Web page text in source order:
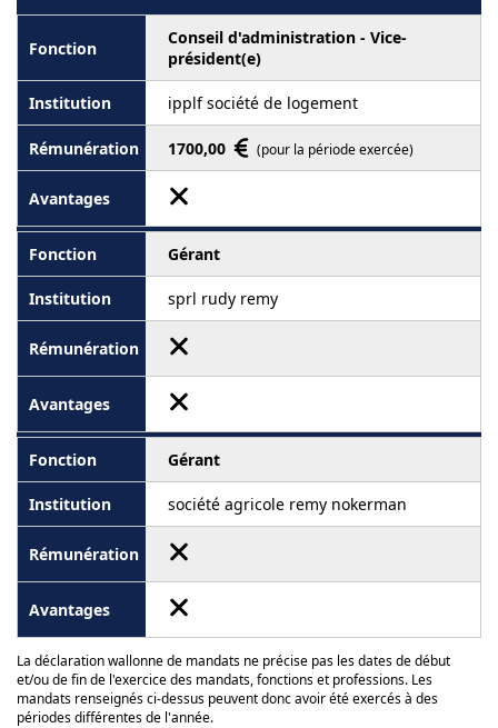
Conseil d'administration - Vice-
président(e)
ipplf société de logement
1700,00 (pour la période exercée)
Gérant
sprl rudy remy
Gérant
société agricole remy nokerman
La déclaration wallonne de mandats ne précise pas les dates de début
et/ou de fin de l'exercice des mandats, fonctions et professions. Les
mandats renseignés ci-dessus peuvent donc avoir été exercés à des
périodes différentes de l'année.